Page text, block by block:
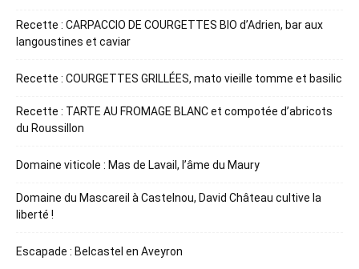
Recette : CARPACCIO DE COURGETTES BIO d’Adrien, bar aux
langoustines et caviar
Recette : COURGETTES GRILLÉES, mato vieille tomme et basilic
Recette : TARTE AU FROMAGE BLANC et compotée d’abricots
du Roussillon
Domaine viticole : Mas de Lavail, l’âme du Maury
Domaine du Mascareil à Castelnou, David Château cultive la
liberté !
Escapade : Belcastel en Aveyron